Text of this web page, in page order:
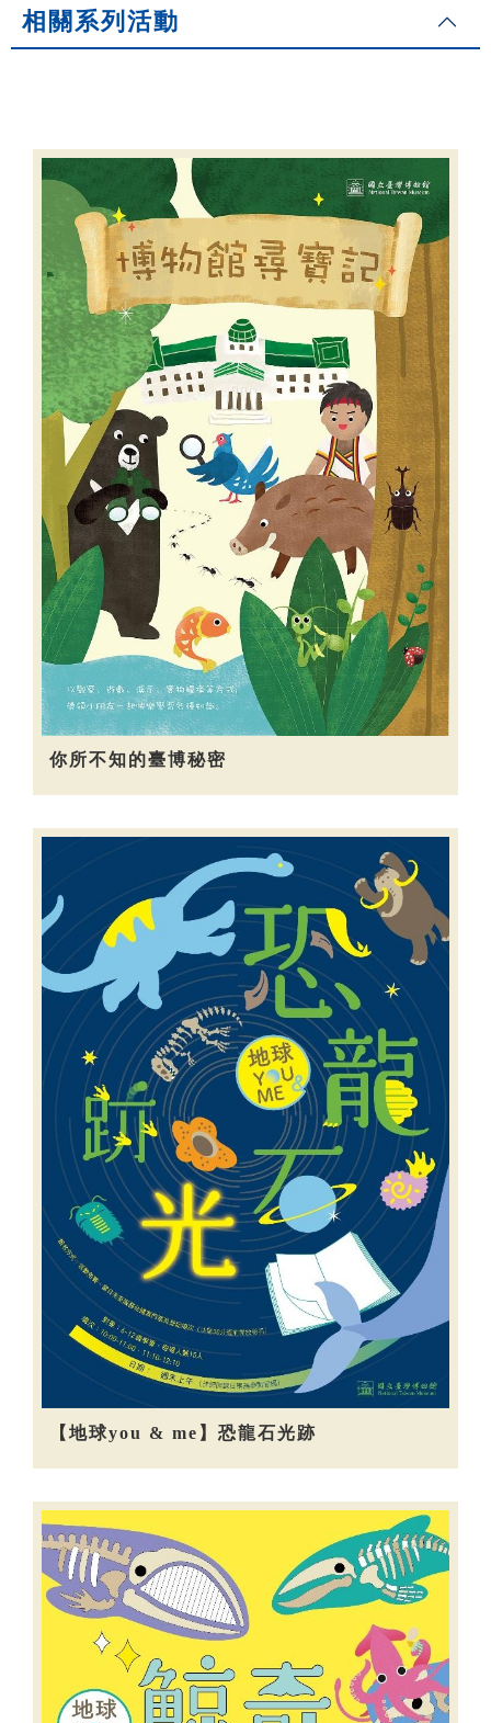
相關系列活動
你所不知的臺博秘密
【地球you & me】恐龍石光跡